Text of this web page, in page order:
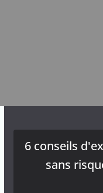
6 conseils
sans